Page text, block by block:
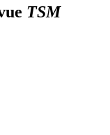
TSM